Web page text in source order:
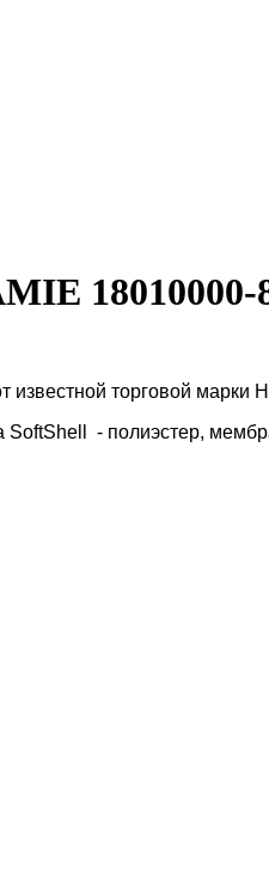
18010000-
известной торговой марки
SoftShell
- полиэстер,